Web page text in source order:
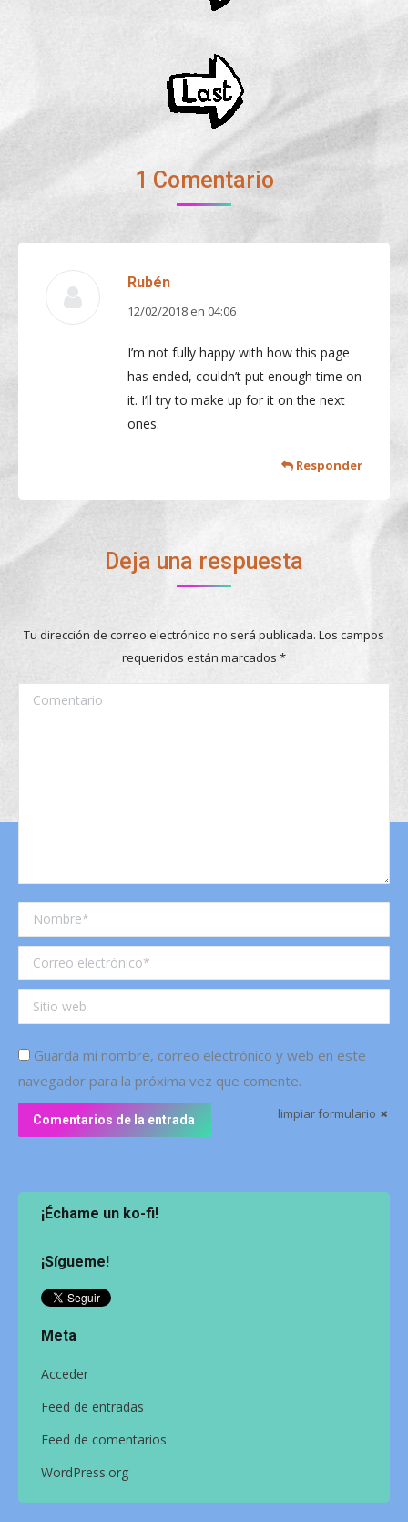
1 Comentario
Rubén
dice:
12/02/2018 en 04:06
I’m not fully happy with how this page
has ended, couldn’t put enough time on
it. I’ll try to make up for it on the next
ones.
Responder
Deja una respuesta
Tu dirección de correo electrónico no será publicada. Los campos
requeridos están marcados *
Comentario
Nombre *
Correo electrónico *
Sitio web
Guarda mi nombre, correo electrónico y web en este
navegador para la próxima vez que comente.
limpiar formulario
Comentarios de la entrada
¡Échame un ko-fi!
¡Sígueme!
Meta
Acceder
Feed de entradas
Feed de comentarios
WordPress.org